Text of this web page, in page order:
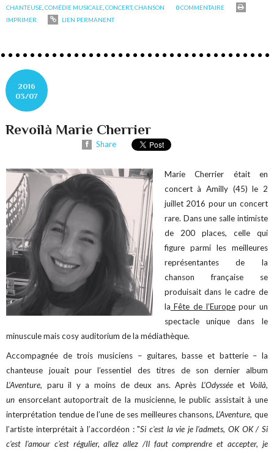
CHANTEUSE,COMÉDIE MUSICALE,CONCERT,CHANSON 0COMMENTAIRE
IMPRIMER
LIEN PERMANENT
2016
03/07
Revoilà Marie Cherrier
Share
Marie Cherrier était en
concert à Amilly (45) le 2
juillet 2016 pour un concert
rare. Dans une salle intimiste
de 200 places, celle qui
figure parmi les meilleures
représentantes de la
chanson française se
produisait dans le cadre de
la Fête de l’Europepour un
spectacle unique dans le
minuscule mais cosy auditorium de la médiathèque.
Accompagnée de trois musiciens – guitares, basse et batterie – la
chanteuse jouait pour l’essentiel des titres de son dernier album
L’Aventure, paru il y a moins de deux ans. Après L’Odysséeet Voilà,
un ensorcelant autoportrait de la musicienne, le public assistait à une
interprétation tendue de l’une de ses meilleures chansons,L’Aventure, que
l’artiste interprétait à l’accordéon : "Si c'est la vie je l'admets, OK OK / Si
c'est l'amour c'est régulier, allez allez /Il faut comprendre et accepter, je